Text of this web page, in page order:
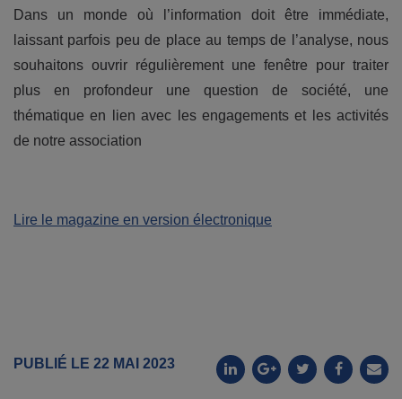
Dans un monde où l’information doit être immédiate,
laissant parfois peu de place au temps de l’analyse, nous
souhaitons ouvrir régulièrement une fenêtre pour traiter
plus en profondeur une question de société, une
thématique en lien avec les engagements et les activités
de notre association
Lire le magazine en version électronique
PUBLIÉ LE 22 MAI 2023